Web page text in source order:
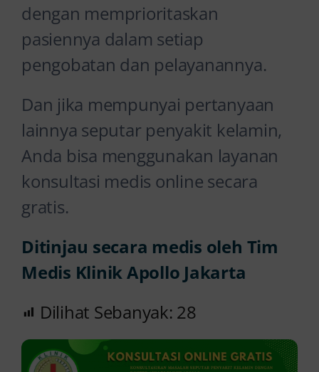
dengan memprioritaskan
pasiennya dalam setiap
pengobatan dan pelayanannya.
Dan jika mempunyai pertanyaan
lainnya seputar penyakit kelamin,
Anda bisa menggunakan layanan
konsultasi medis online secara
gratis.
Ditinjau secara medis oleh Tim
Medis Klinik Apollo Jakarta
Dilihat Sebanyak: 28